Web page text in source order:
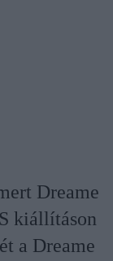
Dreame
kiállításon
a Dreame